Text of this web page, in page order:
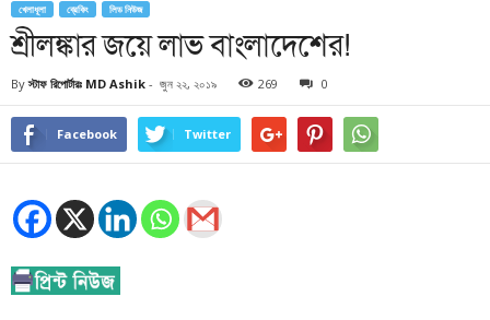
খেলাধূলা ব্রেকিং লিড নিউজ
শ্রীলঙ্কার জয়ে লাভ বাংলাদেশের!
By স্টাফ রিপোর্টারঃ MD Ashik - জুন ২২, ২০১৯ 269 0
Facebook Twitter